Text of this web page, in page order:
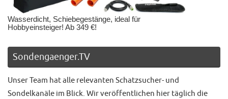
Wasserdicht, Schiebegestänge, ideal für
Hobbyeinsteiger! Ab 349 €!
Sondengaenger.TV
Unser Team hat alle relevanten Schatzsucher- und
Sondelkanäle im Blick. Wir veröffentlichen hier täglich die